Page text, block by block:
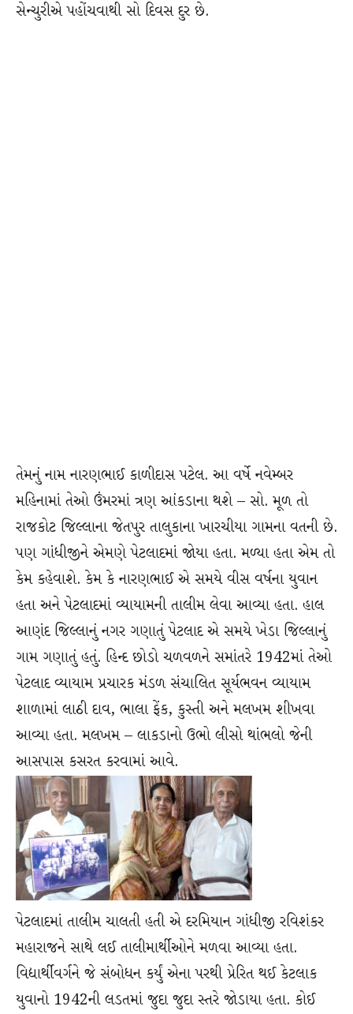
સેન્ચુરીએ પહોંચવાથી સો દિવસ દુર છે.
તેમનું નામ નારણભાઈ કાળીદાસ પટેલ. આ વર્ષે નવેમ્બર
મહિનામાં તેઓ ઉંમરમાં ત્રણ આંકડાના થશે – સો. મૂળ તો
રાજકોટ જિલ્લાના જેતપુર તાલુકાના ખારચીયા ગામના વતની છે.
પણ ગાંધીજીને એમણે પેટલાદમાં જોયા હતા. મળ્યા હતા એમ તો
કેમ કહેવાશે. કેમ કે નારણભાઈ એ સમયે વીસ વર્ષના યુવાન
હતા અને પેટલાદમાં વ્યાયામની તાલીમ લેવા આવ્યા હતા. હાલ
આણંદ જિલ્લાનું નગર ગણાતું પેટલાદ એ સમયે ખેડા જિલ્લાનું
ગામ ગણાતું હતું. હિન્દ છોડો ચળવળને સમાંતરે 1942માં તેઓ
પેટલાદ વ્યાયામ પ્રચારક મંડળ સંચાલિત સૂર્યભવન વ્યાયામ
શાળામાં લાઠી દાવ, ભાલા ફેંક, કુસ્તી અને મલખમ શીખવા
આવ્યા હતા. મલખમ – લાકડાનો ઉભો લીસો થાંભલો જેની
આસપાસ કસરત કરવામાં આવે.
પેટલાદમાં તાલીમ ચાલતી હતી એ દરમિયાન ગાંધીજી રવિશંકર
મહારાજને સાથે લઈ તાલીમાર્થીઓને મળવા આવ્યા હતા.
વિદ્યાર્થીવર્ગને જે સંબોધન કર્યું એના પરથી પ્રેરિત થઈ કેટલાક
યુવાનો 1942ની લડતમાં જુદા જુદા સ્તરે જોડાયા હતા. કોઈ